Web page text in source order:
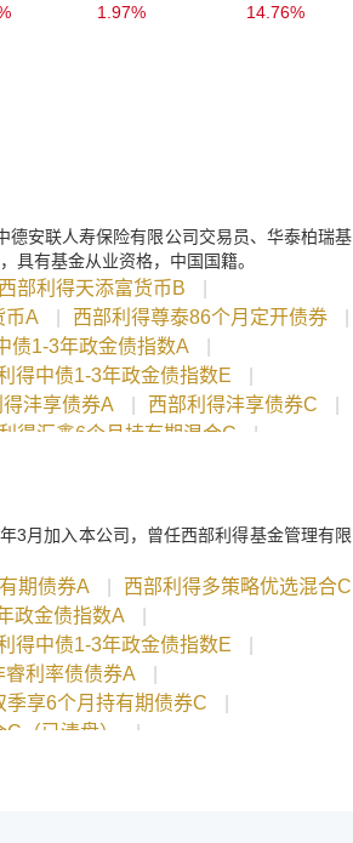
1.97% 14.76%
安联人寿保险有限公司交易员、华泰柏瑞基
具有基金从业资格，中国国籍。
西部利得天添富货币B
币A 西部利得尊泰86个月定开债券
债1-3年政金债指数A
得中债1-3年政金债指数E
沣享债券A 西部利得沣享债券C
得汇鑫6个月持有期混合C
|
3月加入本公司，曾任西部利得基金管理有限
期债券A 西部利得多策略优选混合C
政金债指数A
得中债1-3年政金债指数E
睿利率债债券A
季享6个月持有期债券C
（已清盘）
|